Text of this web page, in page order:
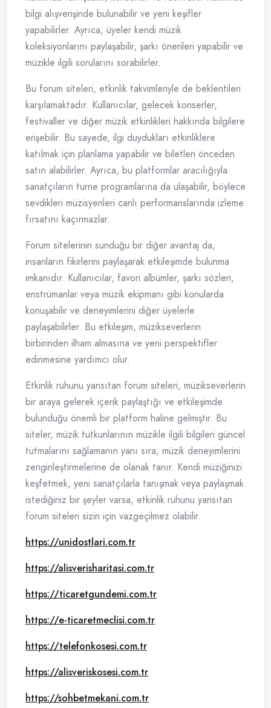
bilgi alışverişinde bulunabilir ve yeni keşifler
yapabilirler. Ayrıca, üyeler kendi müzik
koleksiyonlarını paylaşabilir, şarkı önerileri yapabilir ve
müzikle ilgili sorularını sorabilirler.
Bu forum siteleri, etkinlik takvimleriyle de beklentileri
karşılamaktadır. Kullanıcılar, gelecek konserler,
festivaller ve diğer müzik etkinlikleri hakkında bilgilere
erişebilir. Bu sayede, ilgi duydukları etkinliklere
katılmak için planlama yapabilir ve biletleri önceden
satın alabilirler. Ayrıca, bu platformlar aracılığıyla
sanatçıların turne programlarına da ulaşabilir, böylece
sevdikleri müzisyenleri canlı performanslarında izleme
fırsatını kaçırmazlar.
Forum sitelerinin sunduğu bir diğer avantaj da,
insanların fikirlerini paylaşarak etkileşimde bulunma
imkanıdır. Kullanıcılar, favori albümler, şarkı sözleri,
enstrümanlar veya müzik ekipmanı gibi konularda
konuşabilir ve deneyimlerini diğer üyelerle
paylaşabilirler. Bu etkileşim, müzikseverlerin
birbirinden ilham almasına ve yeni perspektifler
edinmesine yardımcı olur.
Etkinlik ruhunu yansıtan forum siteleri, müzikseverlerin
bir araya gelerek içerik paylaştığı ve etkileşimde
bulunduğu önemli bir platform haline gelmiştir. Bu
siteler, müzik tutkunlarının müzikle ilgili bilgileri güncel
tutmalarını sağlamanın yanı sıra, müzik deneyimlerini
zenginleştirmelerine de olanak tanır. Kendi müziğinizi
keşfetmek, yeni sanatçılarla tanışmak veya paylaşmak
istediğiniz bir şeyler varsa, etkinlik ruhunu yansıtan
forum siteleri sizin için vazgeçilmez olabilir.
https://unidostlari.com.tr
https://alisverisharitasi.com.tr
https://ticaretgundemi.com.tr
https://e-ticaretmeclisi.com.tr
https://telefonkosesi.com.tr
https://alisveriskosesi.com.tr
https://sohbetmekani.com.tr